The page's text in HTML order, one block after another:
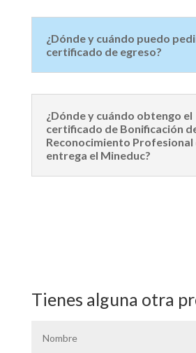
¿Dónde y cuándo puedo
certificado de egreso?
¿Dónde y cuándo obtengo el
certificado de Bonificación
Reconocimiento Profesional
entrega el Mineduc?
Tienes alguna otra